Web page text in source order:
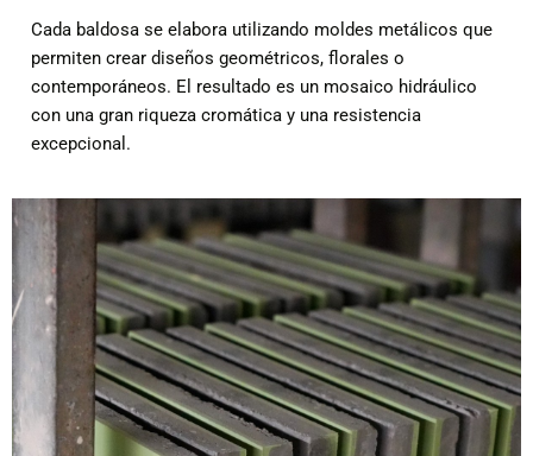
Cada baldosa se elabora utilizando moldes metálicos que
permiten crear diseños geométricos, florales o
contemporáneos. El resultado es un mosaico hidráulico
con una gran riqueza cromática y una resistencia
excepcional.